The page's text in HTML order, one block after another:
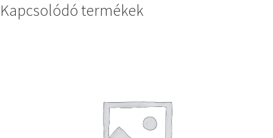
Kapcsolódó termékek